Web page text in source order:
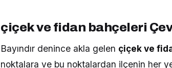
çiçek ve fidan bahçeleri
Bayındır denince akla gelen çiçek ve
noktalara ve bu noktalardan ilçenin her